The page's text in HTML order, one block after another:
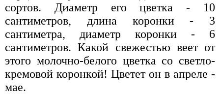
сортов. Диаметр его цветка - 10
сантиметров, длина коронки - 3
сантиметра, диаметр коронки - 6
сантиметров. Какой свежестью веет от
этого молочно-белого цветка со светло-
кремовой коронкой! Цветет он в апреле -
мае.